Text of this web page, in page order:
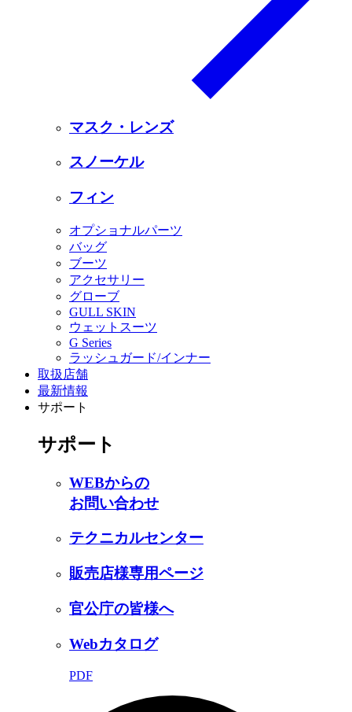
マスク・レンズ
スノーケル
フィン
オプショナルパーツ
バッグ
ブーツ
アクセサリー
グローブ
GULL SKIN
ウェットスーツ
G Series
ラッシュガード/インナー
取扱店舗
最新情報
サポート
サポート
WEBからの
お問い合わせ
テクニカルセンター
販売店様専用ページ
官公庁の皆様へ
Webカタログ
PDF